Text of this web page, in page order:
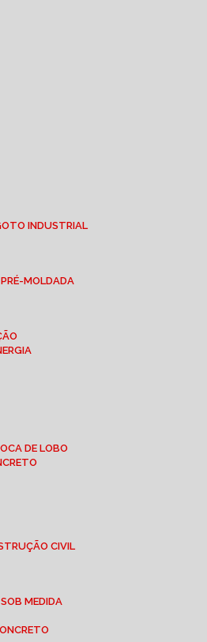
INDUSTRIAL
PRÉ-MOLDADA
DE LOBO
CIVIL
SOB MEDIDA